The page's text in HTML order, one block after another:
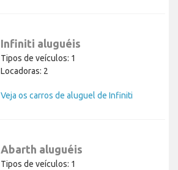
Infiniti aluguéis
Tipos de veículos: 1
Locadoras: 2
Veja os carros de aluguel de Infiniti
Abarth aluguéis
Tipos de veículos: 1